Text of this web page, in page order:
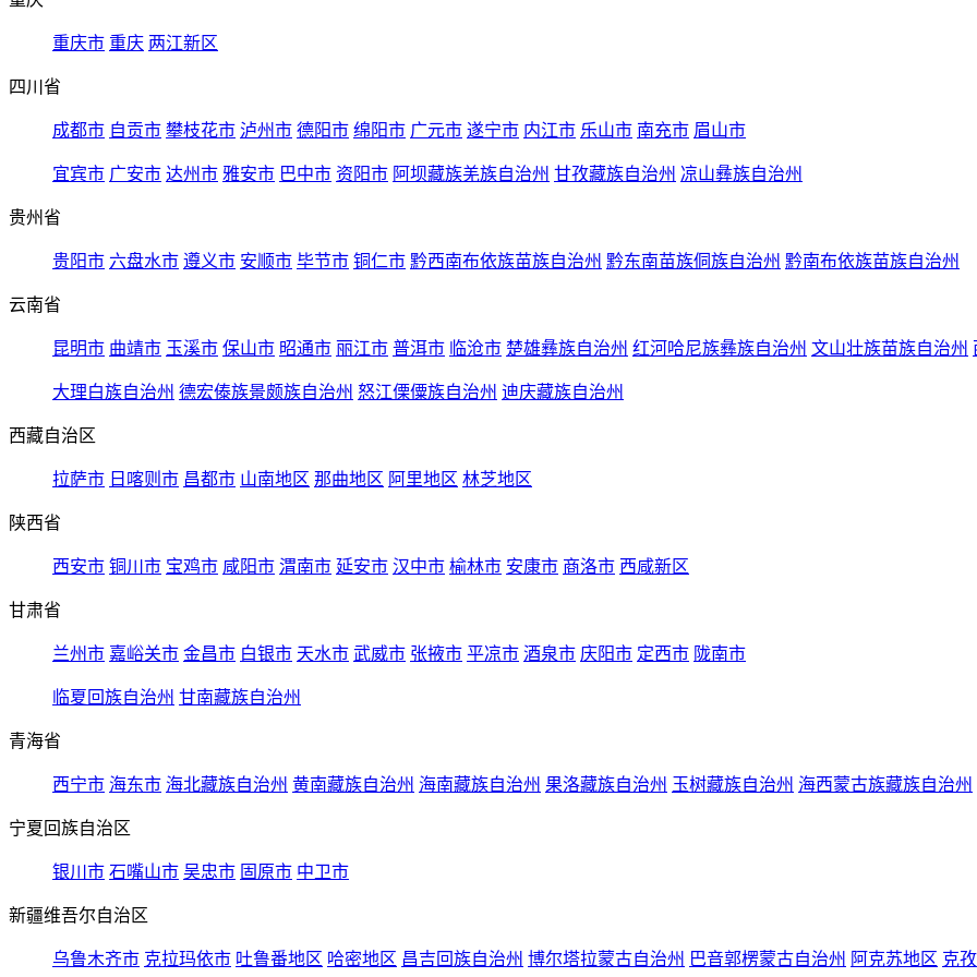
重庆市 重庆 两江新区
四川省
成都市 自贡市 攀枝花市 泸州市 德阳市 绵阳市 广元市 遂宁市 内江市 乐山市 南充市 眉山市
宜宾市 广安市 达州市 雅安市 巴中市 资阳市 阿坝藏族羌族自治州 甘孜藏族自治州 凉山彝族自治州
贵州省
贵阳市 六盘水市 遵义市 安顺市 毕节市 铜仁市 黔西南布依族苗族自治州 黔东南苗族侗族自治州 黔南布依族苗族自治州
云南省
昆明市 曲靖市 玉溪市 保山市 昭通市 丽江市 普洱市 临沧市 楚雄彝族自治州 红河哈尼族彝族自治州 文山壮族苗族自治州
大理白族自治州 德宏傣族景颇族自治州 怒江傈僳族自治州 迪庆藏族自治州
西藏自治区
拉萨市 日喀则市 昌都市 山南地区 那曲地区 阿里地区 林芝地区
陕西省
西安市 铜川市 宝鸡市 咸阳市 渭南市 延安市 汉中市 榆林市 安康市 商洛市 西咸新区
甘肃省
兰州市 嘉峪关市 金昌市 白银市 天水市 武威市 张掖市 平凉市 酒泉市 庆阳市 定西市 陇南市
临夏回族自治州 甘南藏族自治州
青海省
西宁市 海东市 海北藏族自治州 黄南藏族自治州 海南藏族自治州 果洛藏族自治州 玉树藏族自治州 海西蒙古族藏族自治州
宁夏回族自治区
银川市 石嘴山市 吴忠市 固原市 中卫市
新疆维吾尔自治区
乌鲁木齐市 克拉玛依市 吐鲁番地区 哈密地区 昌吉回族自治州 博尔塔拉蒙古自治州 巴音郭楞蒙古自治州 阿克苏地区 克